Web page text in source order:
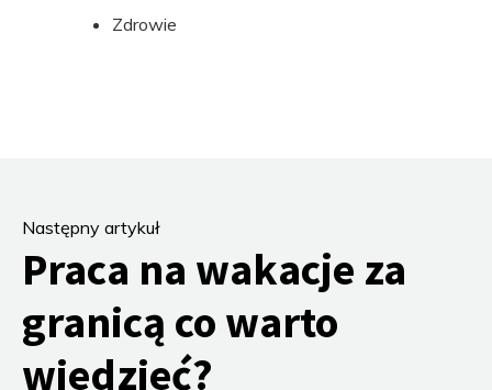
Zdrowie
Następny artykuł
Praca na wakacje za
granicą co warto
wiedzieć?